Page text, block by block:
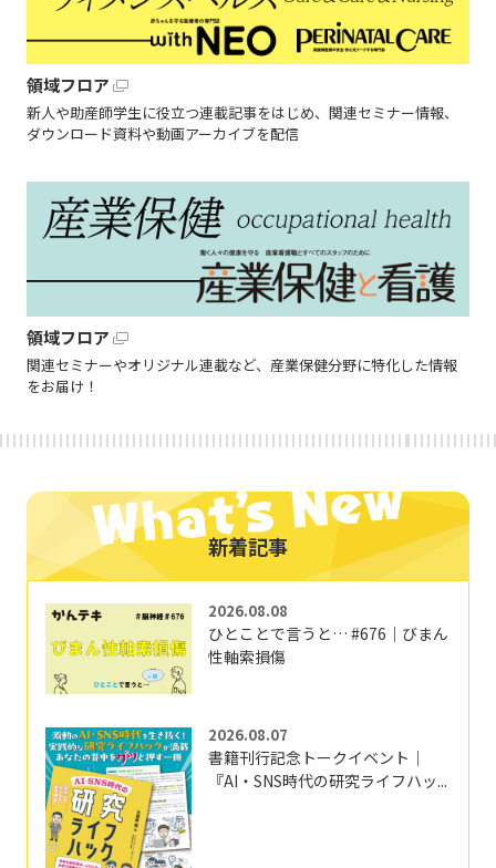
領域フロア
新人や助産師学生に役立つ連載記事をはじめ、関連セミナー情報、
ダウンロード資料や動画アーカイブを配信
領域フロア
関連セミナーやオリジナル連載など、産業保健分野に特化した情報
をお届け！
新着記事
2026.08.08
ひとことで言うと… #676｜びまん
性軸索損傷
2026.08.07
書籍刊行記念トークイベント｜
『AI・SNS時代の研究ライフハッ...